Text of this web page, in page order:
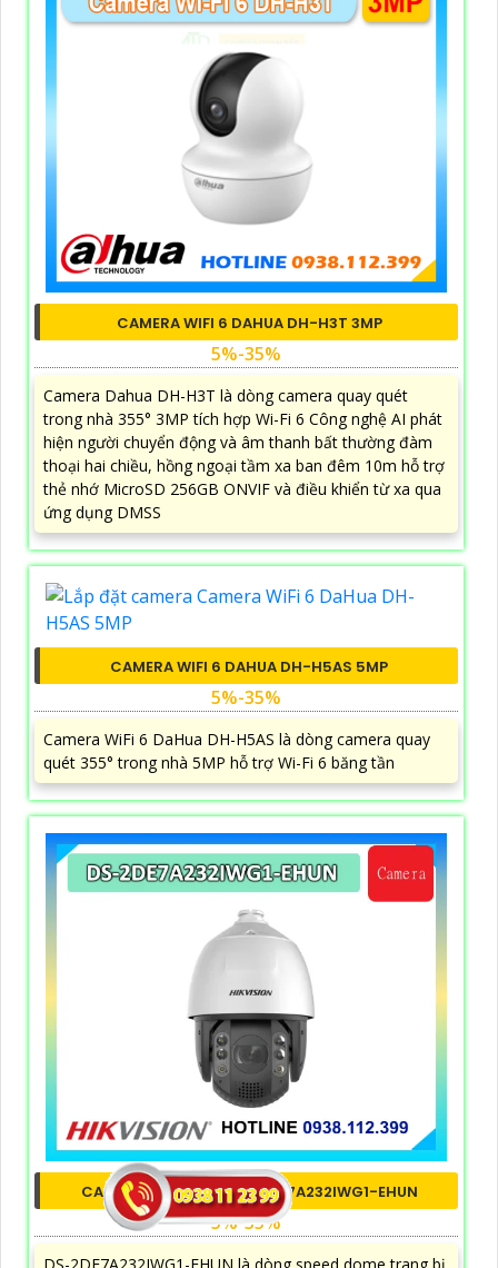
CAMERA WIFI 6 DAHUA DH-H3T 3MP
5%-35%
Camera Dahua DH-H3T là dòng camera quay quét
trong nhà 355° 3MP tích hợp Wi-Fi 6 Công nghệ AI phát
hiện người chuyển động và âm thanh bất thường đàm
thoại hai chiều, hồng ngoại tầm xa ban đêm 10m hỗ trợ
thẻ nhớ MicroSD 256GB ONVIF và điều khiển từ xa qua
ứng dụng DMSS
CAMERA WIFI 6 DAHUA DH-H5AS 5MP
5%-35%
Camera WiFi 6 DaHua DH-H5AS là dòng camera quay
quét 355° trong nhà 5MP hỗ trợ Wi-Fi 6 băng tần
CAMERA HIKVISION DS-2DE7A232IWG1-EHUN
5%-35%